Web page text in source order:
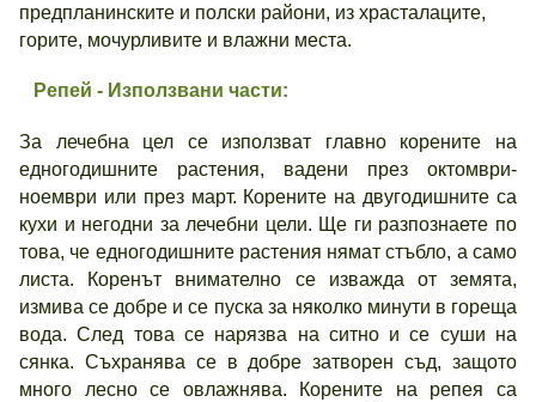
предпланинските и полски райони, из храсталаците,
горите, мочурливите и влажни места.
Репей - Използвани части:
За лечебна цел се използват главно корените на
едногодишните растения, вадени през октомври-
ноември или през март. Корените на двугодишните са
кухи и негодни за лечебни цели. Ще ги разпознаете по
това, че едногодишните растения нямат стъбло, а само
листа. Коренът внимателно се изважда от земята,
измива се добре и се пуска за няколко минути в гореща
вода. След това се нарязва на ситно и се суши на
сянка. Съхранява се в добре затворен съд, защото
много лесно се овлажнява. Корените на репея са